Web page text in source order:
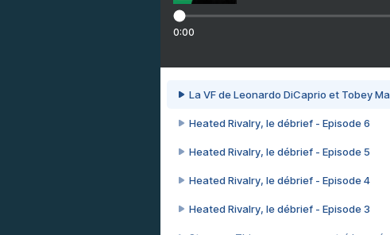
0:00
La VF de Leonardo DiCaprio et Tobey
Heated Rivalry, le débrief - Episode 6
Heated Rivalry, le débrief - Episode 5
Heated Rivalry, le débrief - Episode 4
Heated Rivalry, le débrief - Episode 3